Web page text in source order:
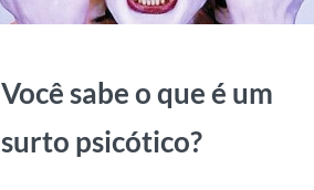
Você sabe o que é um
surto psicótico?